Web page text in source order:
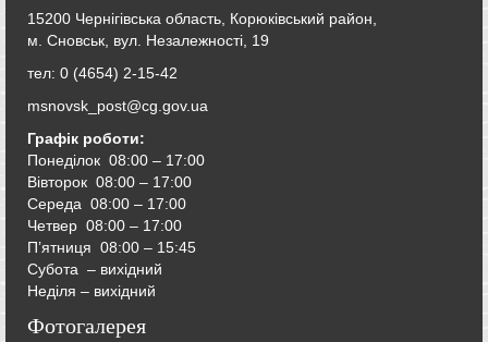
15200 Чернігівська область, Корюківський район,
м. Сновськ, вул. Незалежності, 19
тел: 0 (4654) 2-15-42
msnovsk_post@cg.gov.ua
Графік роботи:
Понеділок 08:00 – 17:00
Вівторок 08:00 – 17:00
Середа 08:00 – 17:00
Четвер 08:00 – 17:00
П’ятниця 08:00 – 15:45
Субота – вихідний
Неділя – вихідний
Фотогалерея